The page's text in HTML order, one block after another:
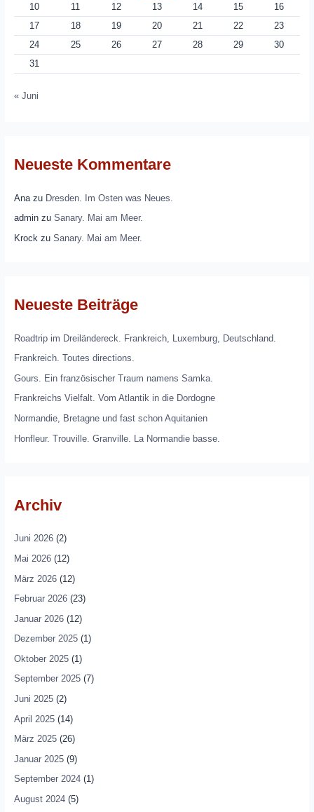
10
11 12 13 14 15
16
17
18 19 20 21 22
23
24
25 26 27 28 29
30
31
« Juni
Neueste Kommentare
Anazu Dresden. Im Osten was Neues.
adminzu Sanary. Mai am Meer.
Krock zu Sanary. Mai am Meer.
Neueste Beiträge
Roadtrip im Dreiländereck. Frankreich, Luxemburg, Deutschland.
Frankreich. Toutes directions.
Gours. Ein französischer Traum namens Samka.
Frankreichs Vielfalt. Vom Atlantik in die Dordogne
Normandie, Bretagne und fast schon Aquitanien
Honfleur. Trouville. Granville. La Normandie basse.
Archiv
Juni 2026(2)
Mai 2026(12)
März 2026(12)
Februar 2026(23)
Januar 2026(12)
Dezember 2025(1)
Oktober 2025(1)
September 2025(7)
Juni 2025(2)
April 2025(14)
März 2025(26)
Januar 2025(9)
September 2024(1)
August 2024(5)